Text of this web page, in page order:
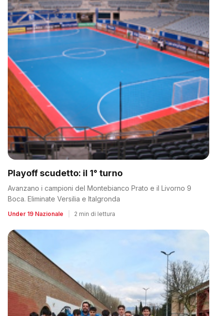
Playoff scudetto: il 1° turno
Avanzano i campioni del Montebianco Prato e il Livorno 9
Boca. Eliminate Versilia e Italgronda
Under 19 Nazionale 2 min di lettura